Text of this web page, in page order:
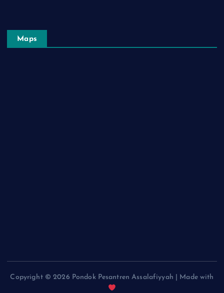
Maps
Copyright © 2026 Pondok Pesantren Assalafiyyah | Made with